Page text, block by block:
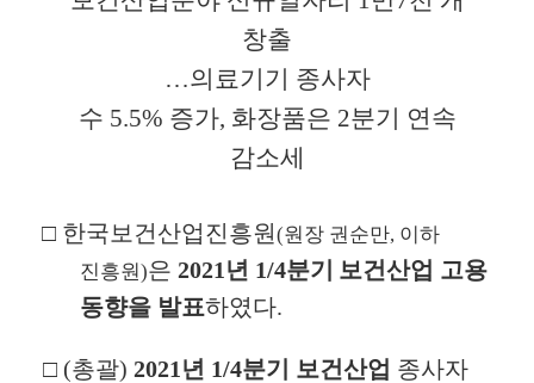
창출
…의료기기 종사자
수 5.5% 증가, 화장품은 2분기 연속
감소세
□ 한국보건산업진흥원(원장 권순만, 이하
진흥원)은 2021 년 1/4분기 보건산업 고용
동향을 발표하였다.
□ (총괄) 2021 년 1/4분기 보건산업 종사자